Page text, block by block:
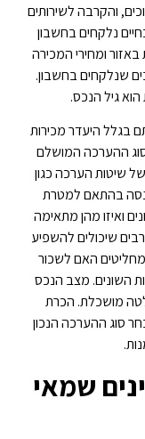
והקרבה לשירותים
נלקחים בחשבון
ומחירי המכירה
שנלקחים בחשבון.
גיל הנכס.
בגלל היעדר מכירות
סוג ההערכה המושלם
שיטות הערכה כגון
בהתאם למטרת
ואיזו מהן מתאימה
שיכולים להשפיע
האם לשכור
השונים. מצב הנכס
מושכלת. הכרת
סוג ההערכה הנכון
שמאי